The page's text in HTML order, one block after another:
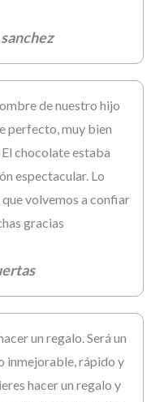
de nuestro hijo
perfecto, muy bien
chocolate estaba
espectacular. Lo
volvemos a confiar
gracias
un regalo. Será un
inmejorable, rápido y
hacer un regalo y